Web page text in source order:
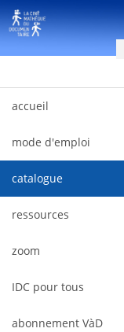
Pular para o conteúdo
accueil
mode d'emploi
catalogue
ressources
zoom
IDC pour tous
abonnement VàD